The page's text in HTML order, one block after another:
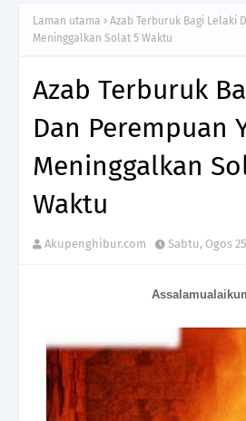
Laman utama
Azab Terburuk Bagi Lelaki
Meninggalkan Solat 5 Waktu
Azab Terburuk
Dan Perempuan
Meninggalkan
Waktu
Akupenghibur.com Sabtu, Ogos